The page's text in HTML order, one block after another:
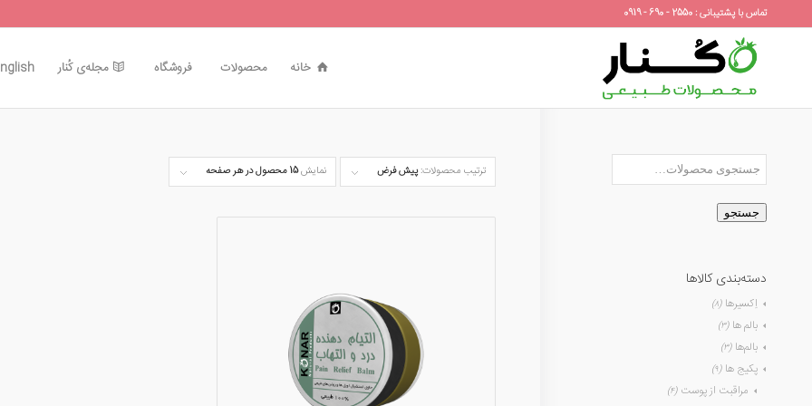
تماس با پشتیبانی : 2550 - 690 - 0919
خانه محصولات فروشگاه مجله‌ی کُنار
ترتیب محصولات:پیش فرض نمایش15 محصول در هر صفحه
جستجو
دسته‌بندی کالاها
اِکسیرها (۸)
بالم ها (۳)
بالم‌ها (۳)
پکیج ها (۹)
مراقبت از پوست (۴)